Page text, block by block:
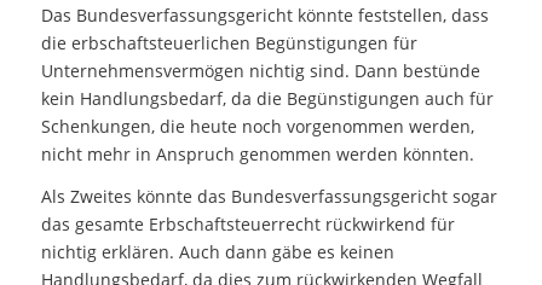
Das Bundesverfassungsgericht könnte feststellen, dass
die erbschaftsteuerlichen Begünstigungen für
Unternehmensvermögen nichtig sind. Dann bestünde
kein Handlungsbedarf, da die Begünstigungen auch für
Schenkungen, die heute noch vorgenommen werden,
nicht mehr in Anspruch genommen werden könnten.
Als Zweites könnte das Bundesverfassungsgericht sogar
das gesamte Erbschaftsteuerrecht rückwirkend für
nichtig erklären. Auch dann gäbe es keinen
Handlungsbedarf, da dies zum rückwirkenden Wegfall